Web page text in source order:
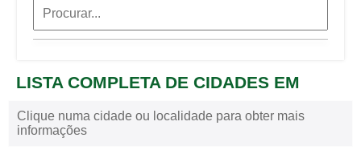
LISTA COMPLETA DE CIDADES EM
Clique numa cidade ou localidade para obter mais
informações